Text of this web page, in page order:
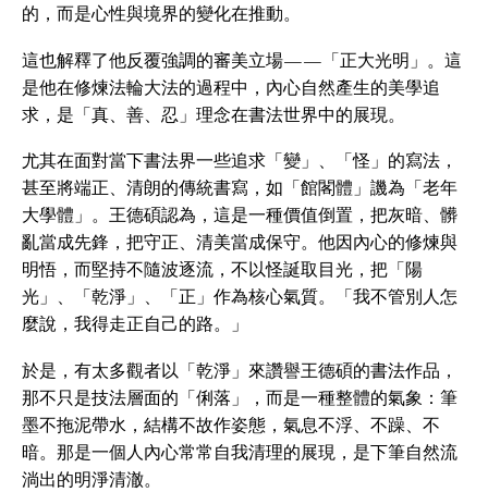
的，而是心性與境界的變化在推動。
這也解釋了他反覆強調的審美立場——「正大光明」。這
是他在修煉法輪大法的過程中，內心自然產生的美學追
求，是「真、善、忍」理念在書法世界中的展現。
尤其在面對當下書法界一些追求「變」、「怪」的寫法，
甚至將端正、清朗的傳統書寫，如「館閣體」譏為「老年
大學體」。王德碩認為，這是一種價值倒置，把灰暗、髒
亂當成先鋒，把守正、清美當成保守。他因內心的修煉與
明悟，而堅持不隨波逐流，不以怪誕取目光，把「陽
光」、「乾淨」、「正」作為核心氣質。「我不管別人怎
麼說，我得走正自己的路。」
於是，有太多觀者以「乾淨」來讚譽王德碩的書法作品，
那不只是技法層面的「俐落」，而是一種整體的氣象：筆
墨不拖泥帶水，結構不故作姿態，氣息不浮、不躁、不
暗。那是一個人內心常常自我清理的展現，是下筆自然流
淌出的明淨清澈。